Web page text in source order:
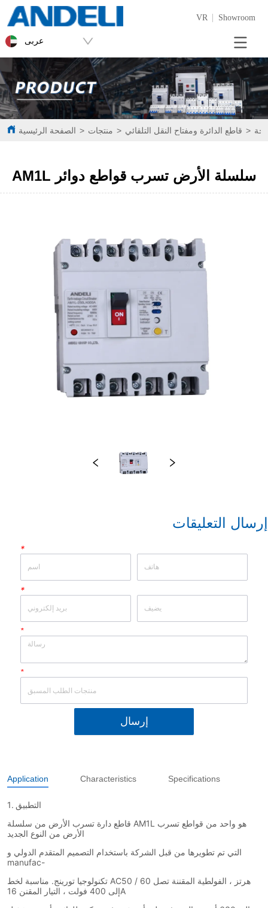
VR Showroom
عربى
الصفحة الرئيسية > منتجات > قاطع الدائرة ومفتاح النقل التلقائي >
AM1L سلسلة الأرض تسرب قواطع دوائر
إرسال التعليقات
*
*
*
*
إرسال
Application Characteristics Specifications